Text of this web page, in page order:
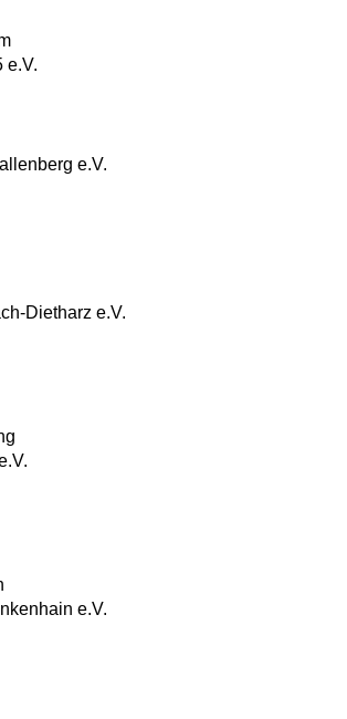
e.V.
e.V.
Dietharz e.V.
e.V.